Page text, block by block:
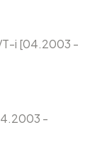
i [04.2003 -
-